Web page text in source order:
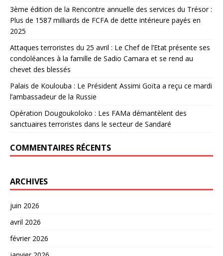
3ème édition de la Rencontre annuelle des services du Trésor :
Plus de 1587 milliards de FCFA de dette intérieure payés en
2025
Attaques terroristes du 25 avril : Le Chef de l’Etat présente ses
condoléances à la famille de Sadio Camara et se rend au
chevet des blessés
Palais de Koulouba : Le Président Assimi Goïta a reçu ce mardi
l’ambassadeur de la Russie
Opération Dougoukoloko : Les FAMa démantèlent des
sanctuaires terroristes dans le secteur de Sandaré
COMMENTAIRES RÉCENTS
ARCHIVES
juin 2026
avril 2026
février 2026